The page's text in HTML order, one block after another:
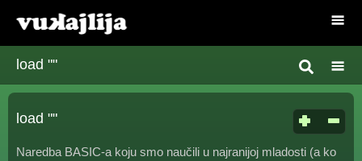
load ""
load ""
Naredba BASIC-a koju smo naučili u najranijoj mladosti (a ko